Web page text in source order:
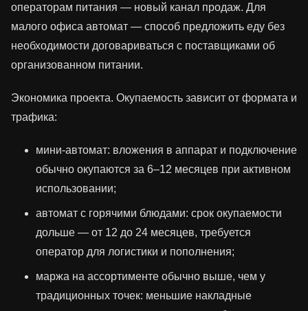
операторам питания — новый канал продаж. Для
малого офиса автомат — способ предложить еду без
необходимости договариваться с поставщиками об
организованном питании.
Экономика проекта. Окупаемость зависит от формата и
трафика:
мини‑автомат: вложения в аппарат и подключение
обычно окупаются за 6–12 месяцев при активном
использовании;
автомат с горячими блюдами: срок окупаемости
дольше — от 12 до 24 месяцев, требуется
оператор для логистики и пополнения;
маржа на ассортименте обычно выше, чем у
традиционных точек: меньшие накладные